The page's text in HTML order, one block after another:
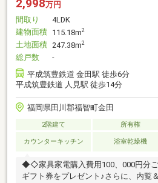
2,998万円
間取り
4LDK
建物面積 115.18m2
土地面積 247.38m2
総戸数
-
平成筑豊鉄道 金田駅 徒歩6分
平成筑豊鉄道 人見駅 徒歩14分
福岡県田川郡福智町金田
2階建て 所有権
カウンターキッチン 浴室乾燥機
◆◇家具家電購入費用100、000円分
ギフト券をプレゼント♪さらに、内覧